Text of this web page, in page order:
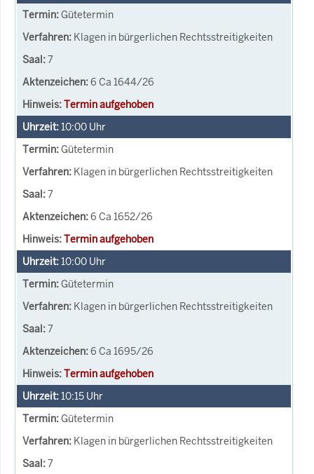
Gütetermin
Klagen in bürgerlichen Rechtsstreitigkeiten
7
6 Ca 1644/26
Termin aufgehoben
10:00 Uhr
Gütetermin
Klagen in bürgerlichen Rechtsstreitigkeiten
7
6 Ca 1652/26
Termin aufgehoben
10:00 Uhr
Gütetermin
Klagen in bürgerlichen Rechtsstreitigkeiten
7
6 Ca 1695/26
Termin aufgehoben
10:15 Uhr
Gütetermin
Klagen in bürgerlichen Rechtsstreitigkeiten
7